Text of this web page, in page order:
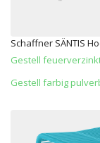
Schaffner SÄNTIS
Gestell
Gestell farbig